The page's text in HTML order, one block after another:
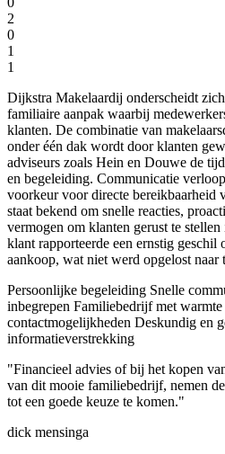
2
0
1
1
Dijkstra Makelaardij onderscheidt
familiaire aanpak waarbij
klanten. De combinatie van
onder één dak wordt door klanten
adviseurs zoals Hein en Douwe de
en begeleiding. Communicatie
voorkeur voor directe bereikbaarheid
staat bekend om snelle reacties,
vermogen om klanten gerust te
klant rapporteerde een ernstig
aankoop, wat niet werd opgelost naar
Persoonlijke begeleiding Snelle
inbegrepen Familiebedrijf met warmte
contactmogelijkheden Deskundig en
informatieverstrekking
"Financieel advies of bij het kopen
van dit mooie familiebedrijf, nemen
tot een goede keuze te komen."
dick mensinga